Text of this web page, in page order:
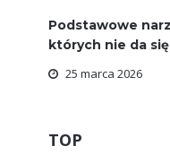
Podstawowe
których nie da
25 marca 2026
TOP